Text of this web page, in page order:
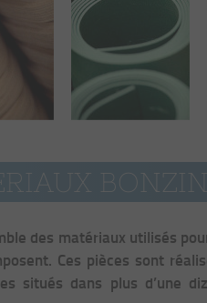
des matériaux utilisés
Ces pièces sont
situés dans plus d’une